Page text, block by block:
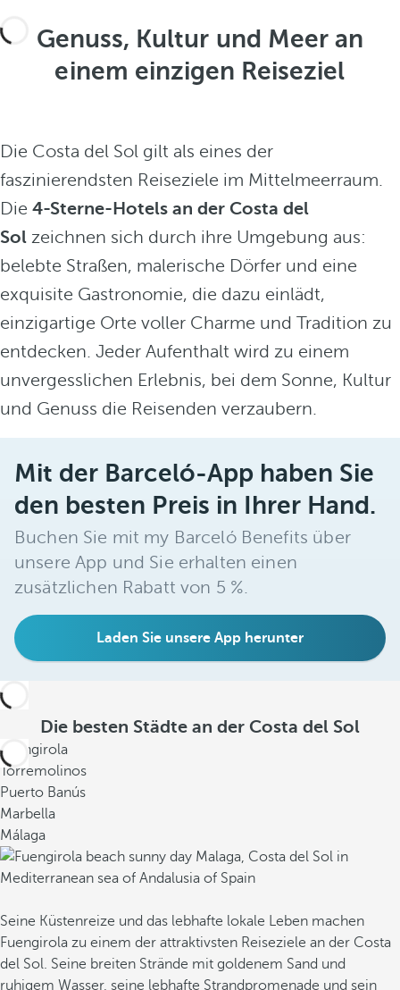
Genuss, Kultur und Meer an
einem einzigen Reiseziel
Die Costa del Sol gilt als eines der
faszinierendsten Reiseziele im Mittelmeerraum.
Die 4-Sterne-Hotels an der Costa del
Sol zeichnen sich durch ihre Umgebung aus:
belebte Straßen, malerische Dörfer und eine
exquisite Gastronomie, die dazu einlädt,
einzigartige Orte voller Charme und Tradition zu
entdecken. Jeder Aufenthalt wird zu einem
unvergesslichen Erlebnis, bei dem Sonne, Kultur
und Genuss die Reisenden verzaubern.
Mit der Barceló-App haben Sie
den besten Preis in Ihrer Hand.
Buchen Sie mit my Barceló Benefits über
unsere App und Sie erhalten einen
zusätzlichen Rabatt von 5 %.
Laden Sie unsere App herunter
Die besten Städte an der Costa del Sol
Fuengirola
Torremolinos
Puerto Banús
Marbella
Málaga
Seine Küstenreize und das lebhafte lokale Leben machen
Fuengirola zu einem der attraktivsten Reiseziele an der Costa
del Sol. Seine breiten Strände mit goldenem Sand und
ruhigem Wasser, seine lebhafte Strandpromenade und sein
e
i
n
a
r
a
i
e
s
ü
r
e
i
s
c
h
e
c
h
r
e
G
a
s
r
o
n